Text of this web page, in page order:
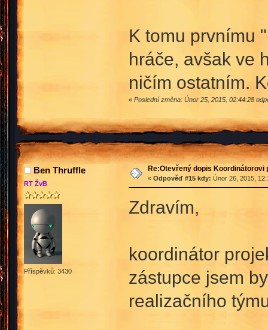
K tomu prvnímu
hráče, avšak ve
ničím ostatním.
« Poslední změna: Únor 25, 2015, 02:44:28
Ben Thruffle
RT ŽvB
Příspěvků: 3430
Re:Otevřený dopis Koordinátorovi
« Odpověď #15 kdy: Únor 26, 2015,
Zdravím,
koordinátor
zástupce jsem
realizačního